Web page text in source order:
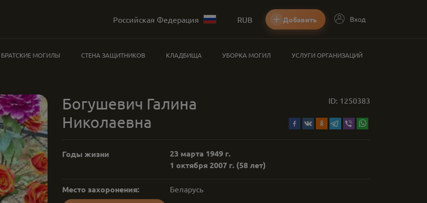
Российская Федерация RUB Добавить Вход
БРАТСКИЕ МОГИЛЫ СТЕНА ЗАЩИТНИКОВ КЛАДБИЩА УБОРКА МОГИЛ УСЛУГИ ОРГАНИЗАЦИЙ
Богушевич Галина
Николаевна
ID: 1250383
Годы жизни
23 марта 1949 г.
1 октября 2007 г. (58 лет)
Место захоронения: Беларусь